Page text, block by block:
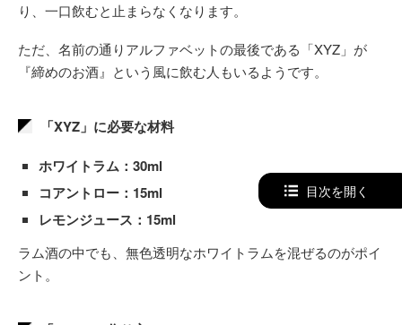
り、一口飲むと止まらなくなります。
ただ、名前の通りアルファベットの最後である「XYZ」が
『締めのお酒』という風に飲む人もいるようです。
「XYZ」に必要な材料
ホワイトラム：30ml
コアントロー：15ml
レモンジュース：15ml
ラム酒の中でも、無色透明なホワイトラムを混ぜるのがポイ
ント。
目次を開く